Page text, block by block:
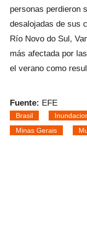
personas perdieron
desalojadas de sus
Río Novo do Sul,
más afectada por
el verano como
Fuente: EFE
Brasil
Minas Gerais